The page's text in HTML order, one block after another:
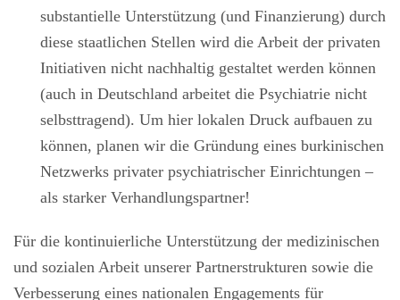
substantielle Unterstützung (und Finanzierung) durch
diese staatlichen Stellen wird die Arbeit der privaten
Initiativen nicht nachhaltig gestaltet werden können
(auch in Deutschland arbeitet die Psychiatrie nicht
selbsttragend). Um hier lokalen Druck aufbauen zu
können, planen wir die Gründung eines burkinischen
Netzwerks privater psychiatrischer Einrichtungen –
als starker Verhandlungspartner!
Für die kontinuierliche Unterstützung der medizinischen
und sozialen Arbeit unserer Partnerstrukturen sowie die
Verbesserung eines nationalen Engagements für